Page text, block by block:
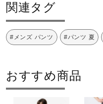
取扱店一覧
関連タグ
#メンズ パンツ #パンツ 夏
おすすめ商品